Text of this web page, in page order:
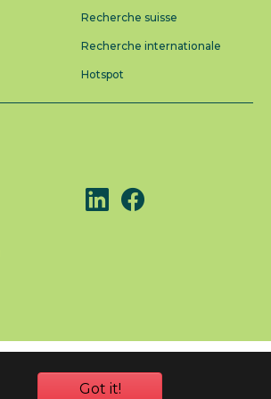
Got it!
Recherche suisse
Recherche internationale
Hotspot